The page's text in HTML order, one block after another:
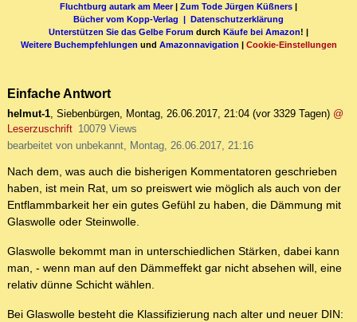
Fluchtburg autark am Meer| Zum Tode Jürgen Küßners |
Bücher vom Kopp-Verlag | Datenschutzerklärung
Unterstützen Sie das Gelbe Forum durch Käufe bei Amazon! |
Weitere Buchempfehlungen und Amazonnavigation | Cookie-Einstellungen
Einfache Antwort
helmut-1, Siebenbürgen, Montag, 26.06.2017, 21:04 (vor 3329 Tagen) @
Leserzuschrift 10079 Views
bearbeitet von unbekannt, Montag, 26.06.2017, 21:16
Nach dem, was auch die bisherigen Kommentatoren geschrieben
haben, ist mein Rat, um so preiswert wie möglich als auch von der
Entflammbarkeit her ein gutes Gefühl zu haben, die Dämmung mit
Glaswolle oder Steinwolle.
Glaswolle bekommt man in unterschiedlichen Stärken, dabei kann
man, - wenn man auf den Dämmeffekt gar nicht absehen will, eine
relativ dünne Schicht wählen.
Bei Glaswolle besteht die Klassifizierung nach alter und neuer DIN: